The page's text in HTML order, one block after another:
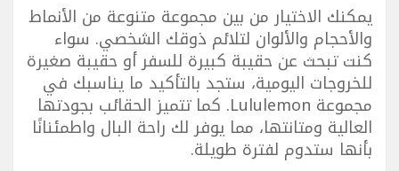
يمكنك الاختيار من بين مجموعة متنوعة من الأنماط
والأحجام والألوان لتلائم ذوقك الشخصي. سواء
كنت تبحث عن حقيبة كبيرة للسفر أو حقيبة صغيرة
للخروجات اليومية، ستجد بالتأكيد ما يناسبك في
مجموعة Lululemon. كما تتميز الحقائب بجودتها
العالية ومتانتها، مما يوفر لك راحة البال واطمئنانًا
بأنها ستدوم لفترة طويلة.